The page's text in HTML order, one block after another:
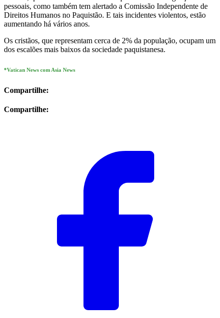
pessoais, como também tem alertado a Comissão Independente de
Direitos Humanos no Paquistão. E tais incidentes violentos, estão
aumentando há vários anos.
Os cristãos, que representam cerca de 2% da população, ocupam um
dos escalões mais baixos da sociedade paquistanesa.
*Vatican News com Asia News
Compartilhe:
Compartilhe: